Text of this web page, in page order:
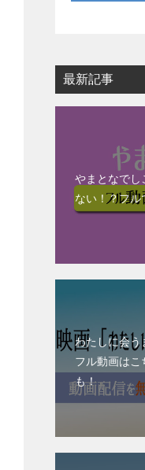
最新記事
やまとなでし
ない！？フル
わたしに会
フル動画はこ
も！